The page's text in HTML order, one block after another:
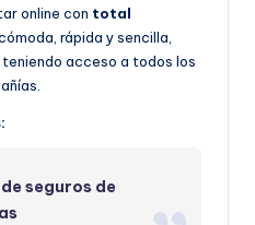
online con total
rápida y sencilla,
acceso a todos los
seguros de